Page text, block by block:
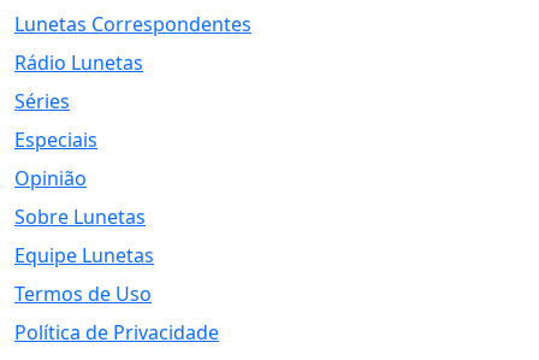
Lunetas Correspondentes
Rádio Lunetas
Séries
Especiais
Opinião
Sobre Lunetas
Equipe Lunetas
Termos de Uso
Política de Privacidade